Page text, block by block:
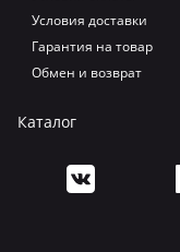
Условия доставки
Гарантия на товар
Обмен и возврат
Каталог